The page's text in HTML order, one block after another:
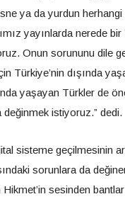
ya da yurdun
yayınlarda nerede
Onun sorununu dile
Türkiye’nin dışında
yaşayan Türkler de
değinmek istiyoruz.” dedi.
sisteme geçilmesinin
sorunlara da
sesinden